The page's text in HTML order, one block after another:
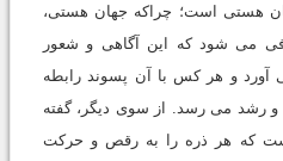
هستی است؛ چراکه جهان هستی،
می شود که این آگاهی و شعور
آورد و هر کس با آن پسوند رابطه
و رشد می رسد. از سوی دیگر، گفته
که هر ذره را به رقص و حرکت